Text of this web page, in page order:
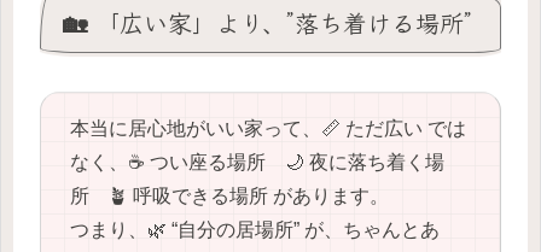
🏡 「広い家」より、”落ち着ける場所”
本当に居心地がいい家って、📏 ただ広い では
なく、☕️ つい座る場所 🌙 夜に落ち着く場
所 🪴 呼吸できる場所 があります。
つまり、🌿 “自分の居場所” が、ちゃんとあ